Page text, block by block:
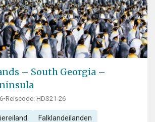
– South Georgia –
•Reiscode: HDS21-26
Falklandeilanden